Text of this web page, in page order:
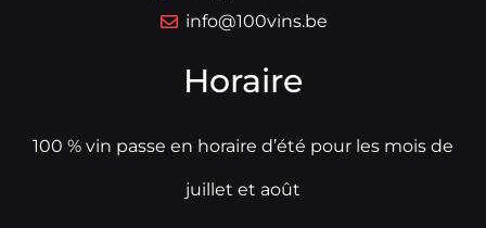
info@100vins.be
Horaire
100 % vin passe en horaire d’été pour les mois de
juillet et août